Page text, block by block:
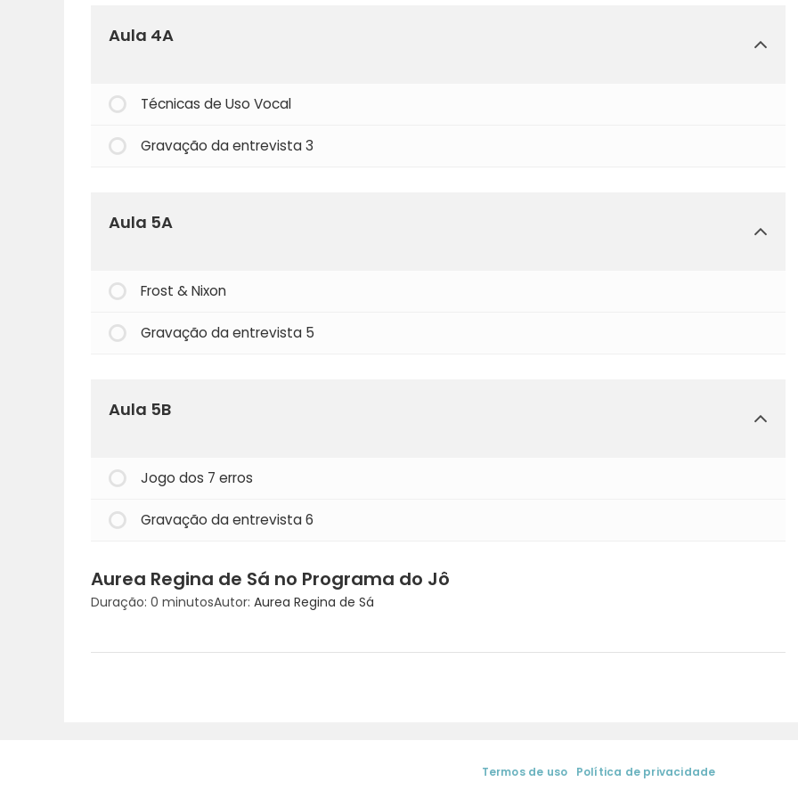
Aula 4A
Técnicas de Uso Vocal
Gravação da entrevista 3
Aula 5A
Frost & Nixon
Gravação da entrevista 5
Aula 5B
Jogo dos 7 erros
Gravação da entrevista 6
Aurea Regina de Sá no Programa do Jô
Duração: 0 minutosAutor: Aurea Regina de Sá
Termos de uso
Política de privacidade